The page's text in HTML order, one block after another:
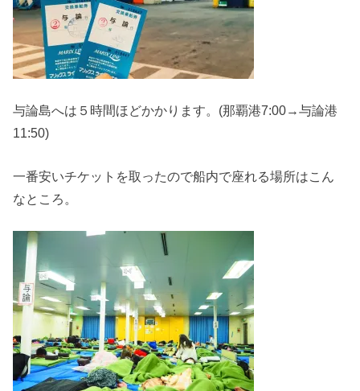
与論島へは５時間ほどかかります。(那覇港7:00→与論港
11:50)
一番安いチケットを取ったので船内で座れる場所はこん
なところ。